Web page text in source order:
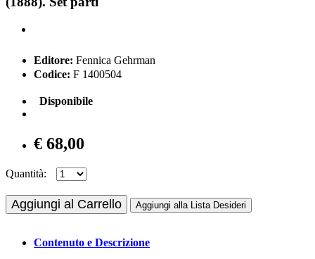
Editore: Fennica Gehrman
Codice: F 1400504
Disponibile
€ 68,00
Quantità:
Aggiungi al Carrello Aggiungi alla Lista Desideri
Contenuto e Descrizione